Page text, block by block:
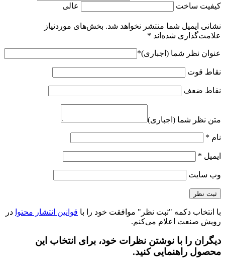
کیفیت ساخت
عالی
نشانی ایمیل شما منتشر نخواهد شد. بخش‌های موردنیاز
علامت‌گذاری شده‌اند *
عنوان نظر شما (اجباری)*
نقاط قوت
نقاط ضعف
متن نظر شما (اجباری)
نام *
ایمیل *
وب‌ سایت
با انتخاب دکمه "ثبت نظر" موافقت خود را با قوانین انتشار محتوا در
رویش صنعت اعلام می‌کنم.
دیگران را با نوشتن نظرات خود، برای انتخاب این
محصول راهنمایی کنید.